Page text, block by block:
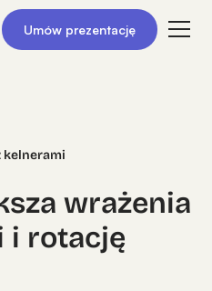
Umów prezentację
kelnerami
wrażenia
i rotację